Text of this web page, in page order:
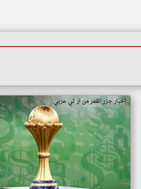
اخبار جزر القمر من ار تي عربي